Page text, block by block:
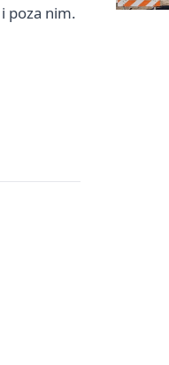
poza nim.